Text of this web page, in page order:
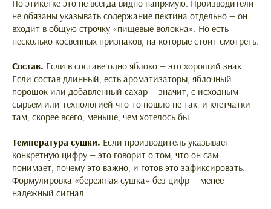
По этикетке это не всегда видно напрямую. Производители
не обязаны указывать содержание пектина отдельно — он
входит в общую строчку «пищевые волокна». Но есть
несколько косвенных признаков, на которые стоит смотреть.
Состав. Если в составе одно яблоко — это хороший знак.
Если состав длинный, есть ароматизаторы, яблочный
порошок или добавленный сахар — значит, с исходным
сырьём или технологией что-то пошло не так, и клетчатки
там, скорее всего, меньше, чем хотелось бы.
Температура сушки. Если производитель указывает
конкретную цифру — это говорит о том, что он сам
понимает, почему это важно, и готов это зафиксировать.
Формулировка «бережная сушка» без цифр — менее
надёжный сигнал.